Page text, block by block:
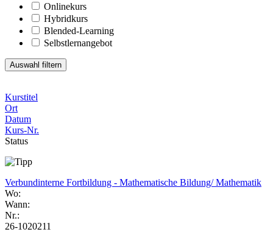
Onlinekurs
Hybridkurs
Blended-Learning
Selbstlernangebot
Kurstitel
Ort
Datum
Kurs-Nr.
Status
Verbundinterne Fortbildung - Mathematische Bildung/ Mathematik
Wo:
Wann:
Nr.:
26-1020211